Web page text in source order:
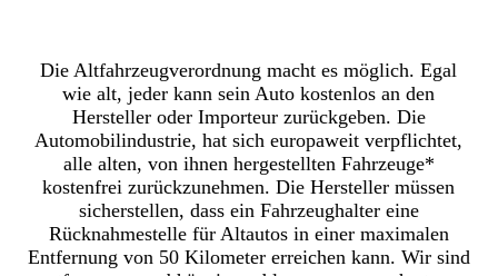
Die Altfahrzeugverordnung macht es möglich. Egal
wie alt, jeder kann sein Auto kostenlos an den
Hersteller oder Importeur zurückgeben. Die
Automobilindustrie, hat sich europaweit verpflichtet,
alle alten, von ihnen hergestellten Fahrzeuge*
kostenfrei zurückzunehmen. Die Hersteller müssen
sicherstellen, dass ein Fahrzeughalter eine
Rücknahmestelle für Altautos in einer maximalen
Entfernung von 50 Kilometer erreichen kann. Wir sind